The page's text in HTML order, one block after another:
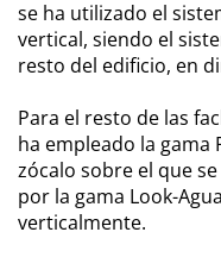
se ha utilizado el
vertical, siendo el
resto del edificio, en
Para el resto de las
ha empleado la gama
zócalo sobre el que
por la gama Look-
verticalmente.